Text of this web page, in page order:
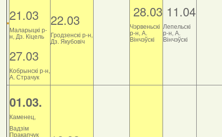
21.03
Маларыцкі р-
н, Дз. Кіцель
27.03
Кобрынскі р-н,
А. Страчук
22.03
Гродзенскі р-н,
Дз. Якубовіч
28.03
Чэрвеньскі
р-н, А.
Вінчэўскі
11.04
Лепельскі
р-н, А.
Вінчэўскі
01.03.
Каменец,
Вадзім
Пракапчук